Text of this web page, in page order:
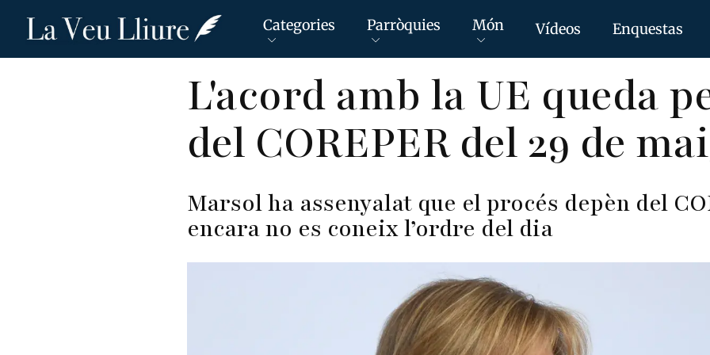
Vés
Categories Parròquies Món Vídeos Enquestas
L'acord amb la UE queda
del COREPER del 29 de
Marsol ha assenyalat que el procés depèn del
encara no es coneix l’ordre del dia